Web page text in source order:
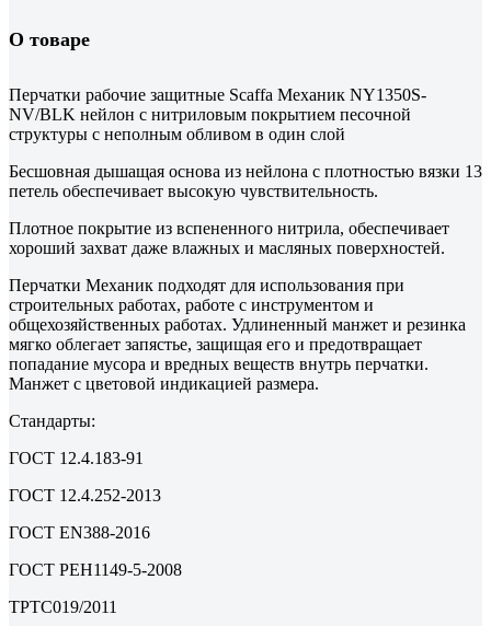
О товаре
Перчатки рабочие защитные Scaffa Механик NY1350S-
NV/BLK нейлон с нитриловым покрытием песочной
структуры с неполным обливом в один слой
Бесшовная дышащая основа из нейлона с плотностью вязки 13
петель обеспечивает высокую чувствительность.
Плотное покрытие из вспененного нитрила, обеспечивает
хороший захват даже влажных и масляных поверхностей.
Перчатки Механик подходят для использования при
строительных работах, работе с инструментом и
общехозяйственных работах. Удлиненный манжет и резинка
мягко облегает запястье, защищая его и предотвращает
попадание мусора и вредных веществ внутрь перчатки.
Манжет с цветовой индикацией размера.
Стандарты:
ГОСТ 12.4.183-91
ГОСТ 12.4.252-2013
ГОСТ EN388-2016
ГОСТ PЕН1149-5-2008
ТРТС019/2011